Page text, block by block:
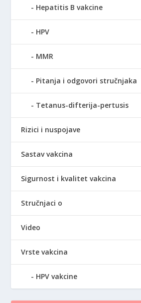
Hepatitis B vakcine
HPV
MMR
Pitanja i odgovori stručnjaka
Tetanus-difterija-pertusis
Rizici i nuspojave
Sastav vakcina
Sigurnost i kvalitet vakcina
Stručnjaci o
Video
Vrste vakcina
HPV vakcine